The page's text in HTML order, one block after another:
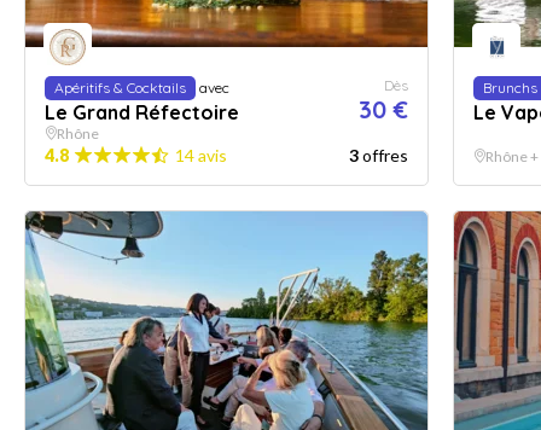
Apéritifs & Cocktails avec
Le Grand Réfectoire
Dès
30 €
Rhône
4.8 14 avis 3offres
Brunchs
Le
Rhône